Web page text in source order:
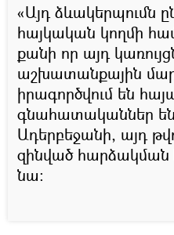
«Այդ ձևակերպումն
հայկական կողմի
քանի որ այդ
աշխատանքային
իրագործվում են
գնահատականներ են
Ադերբեջանի, այդ
զինված հարձակման
նա: